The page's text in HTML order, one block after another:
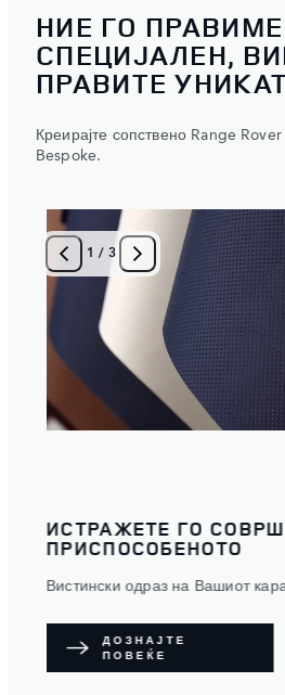
НИЕ ГО ПРАВИМЕ
СПЕЦИЈАЛЕН,
ПРАВИТЕ
Креирајте сопствено Range
Bespoke.
ИСТРАЖЕТЕ ГО
ПРИСПОСОБЕНОТО
Вистински одраз на Вашиот
ДОЗНАЈТЕ
ПОВЕЌЕ
1 / 3